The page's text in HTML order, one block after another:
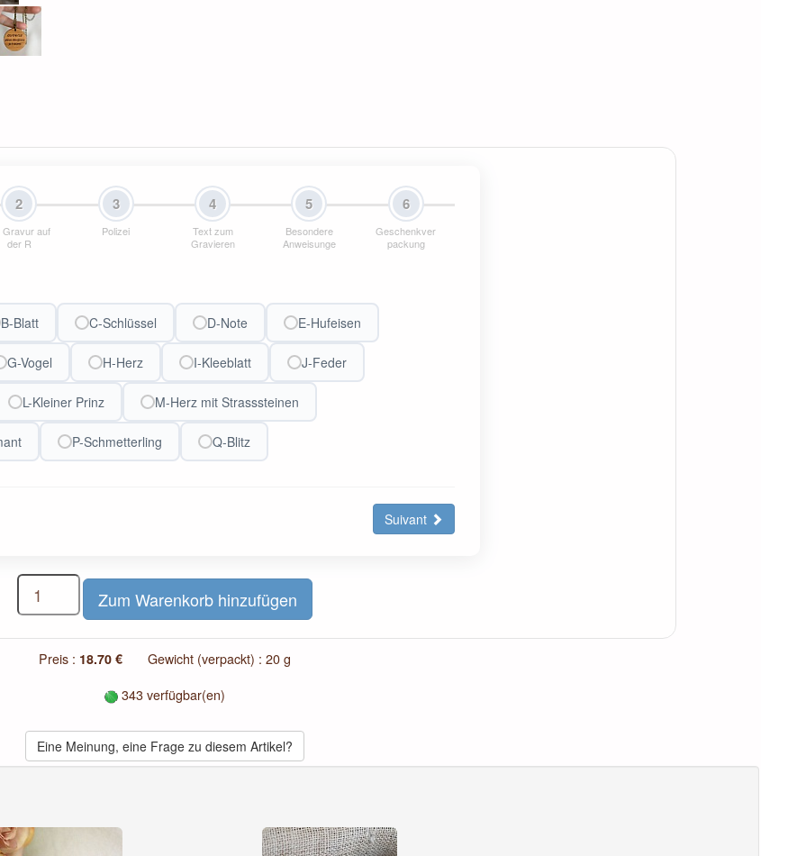
2
Gravur auf
der R
3
Polizei
4
Text zum
Gravieren
5
Besondere
Anweisunge
6
Geschenkver
packung
B-Blatt C-Schlüssel D-Note E-Hufeisen
G-Vogel H-Herz I-Kleeblatt J-Feder
L-Kleiner Prinz M-Herz mit Strasssteinen
P-Schmetterling Q-Blitz
Suivant
Preis : 18.70 €
Gewicht (verpackt) : 20 g
343 verfügbar(en)
Eine Meinung, eine Frage zu diesem Artikel?